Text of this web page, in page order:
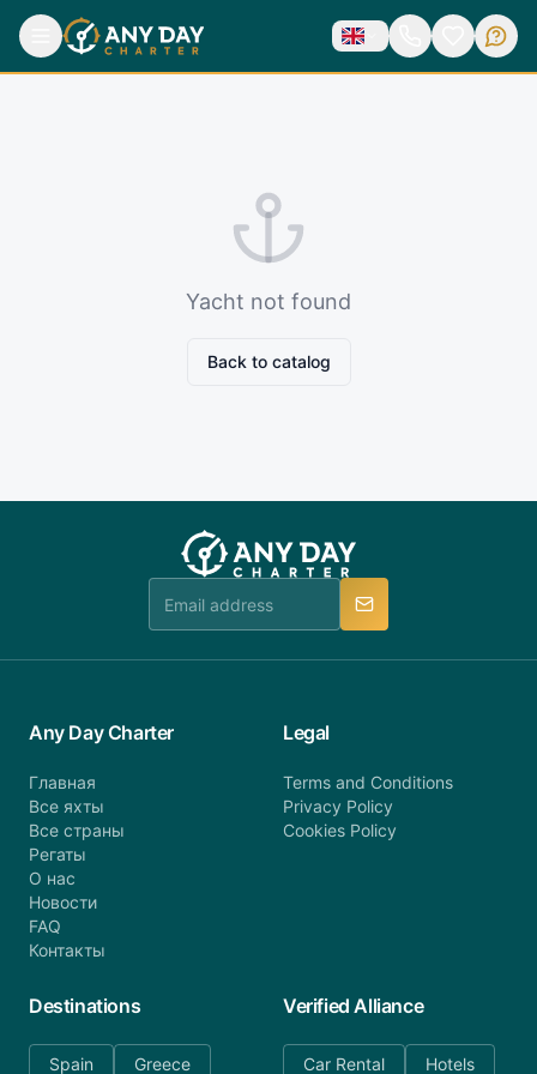
Yacht not found
Back to catalog
Any Day Charter
Главная
Все яхты
Все страны
Регаты
О нас
Новости
FAQ
Контакты
Legal
Terms and Conditions
Privacy Policy
Cookies Policy
Destinations
Spain Greece
Verified Alliance
Car Rental Hotels